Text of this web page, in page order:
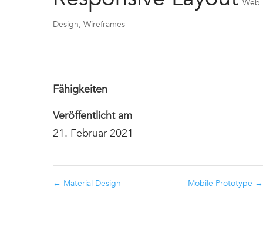
Web
Design, Wireframes
Fähigkeiten
Veröffentlicht am
21. Februar 2021
← Material Design Mobile Prototype →